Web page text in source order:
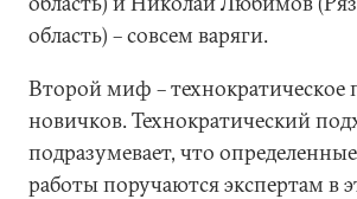
область) – совсем варяги.
Второй миф – технократическое
новичков. Технократический
подразумевает, что
работы поручаются экспертам в